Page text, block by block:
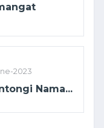
2023
Nama...